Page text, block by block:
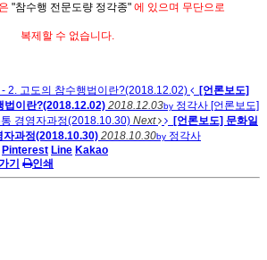
"참수행 전문도량 정각종" 에 있으며 무단으로
복제할 수 없습니다.
2. 고도의 참수행법이란?(2018.12.02)
[언론보도]
법이란?(2018.12.02) 2018.12.03by 정각사 [언론보도]
경영자과정(2018.10.30) Next
[언론보도] 문화일
자과정(2018.10.30) 2018.10.30by 정각사
Pinterest Line Kakao
기 인쇄